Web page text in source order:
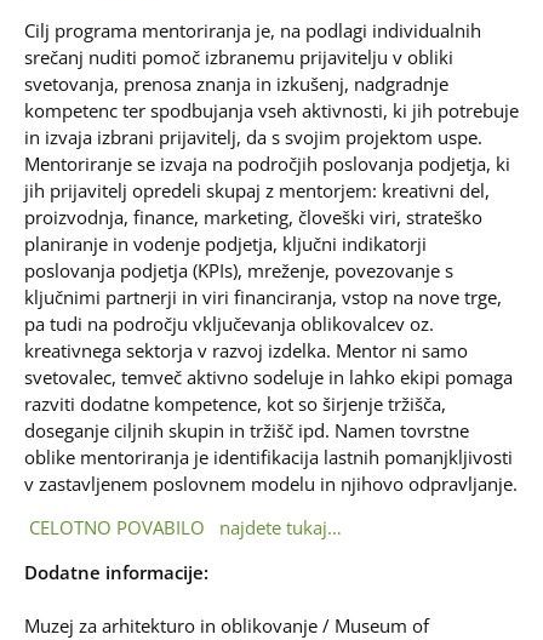
Cilj programa mentoriranja je, na podlagi individualnih
srečanj nuditi pomoč izbranemu prijavitelju v obliki
svetovanja, prenosa znanja in izkušenj, nadgradnje
kompetenc ter spodbujanja vseh aktivnosti, ki jih potrebuje
in izvaja izbrani prijavitelj, da s svojim projektom uspe.
Mentoriranje se izvaja na področjih poslovanja podjetja, ki
jih prijavitelj opredeli skupaj z mentorjem: kreativni del,
proizvodnja, finance, marketing, človeški viri, strateško
planiranje in vodenje podjetja, ključni indikatorji
poslovanja podjetja (KPIs), mreženje, povezovanje s
ključnimi partnerji in viri financiranja, vstop na nove trge,
pa tudi na področju vključevanja oblikovalcev oz.
kreativnega sektorja v razvoj izdelka. Mentor ni samo
svetovalec, temveč aktivno sodeluje in lahko ekipi pomaga
razviti dodatne kompetence, kot so širjenje tržišča,
doseganje ciljnih skupin in tržišč ipd. Namen tovrstne
oblike mentoriranja je identifikacija lastnih pomanjkljivosti
v zastavljenem poslovnem modelu in njihovo odpravljanje.
CELOTNO POVABILO najdete tukaj…
Dodatne informacije:
Muzej za arhitekturo in oblikovanje / Museum of